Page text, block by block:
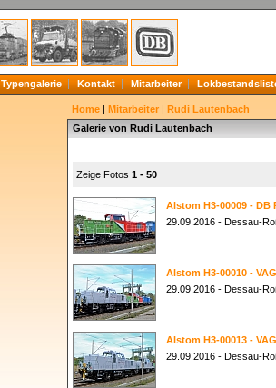
Typengalerie Kontakt Mitarbeiter
Home | Mitarbeiter | Rudi Lautenbach
Galerie von Rudi Lautenbach
Zeige Fotos 1 - 50
Alstom H3-00009 - DB
29.09.2016 - Dessau-
Alstom H3-00010 -
29.09.2016 - Dessau-
Alstom H3-00013 -
29.09.2016 - Dessau-